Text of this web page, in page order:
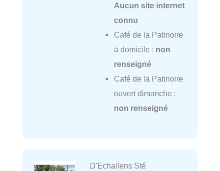
Aucun site internet
connu
Café de la Patinoire
à domicile : non
renseigné
Café de la Patinoire
ouvert dimanche :
non renseigné
D'Echallens Sté